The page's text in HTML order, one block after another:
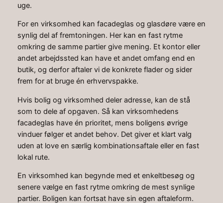
uge.
For en virksomhed kan facadeglas og glasdøre være en
synlig del af fremtoningen. Her kan en fast rytme
omkring de samme partier give mening. Et kontor eller
andet arbejdssted kan have et andet omfang end en
butik, og derfor aftaler vi de konkrete flader og sider
frem for at bruge én erhvervspakke.
Hvis bolig og virksomhed deler adresse, kan de stå
som to dele af opgaven. Så kan virksomhedens
facadeglas have én prioritet, mens boligens øvrige
vinduer følger et andet behov. Det giver et klart valg
uden at love en særlig kombinationsaftale eller en fast
lokal rute.
En virksomhed kan begynde med et enkeltbesøg og
senere vælge en fast rytme omkring de mest synlige
partier. Boligen kan fortsat have sin egen aftaleform.